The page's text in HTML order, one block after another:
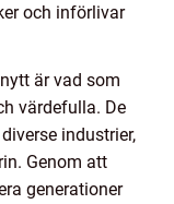
och införlivar
är vad som
värdefulla. De
industrier,
Genom att
generationer